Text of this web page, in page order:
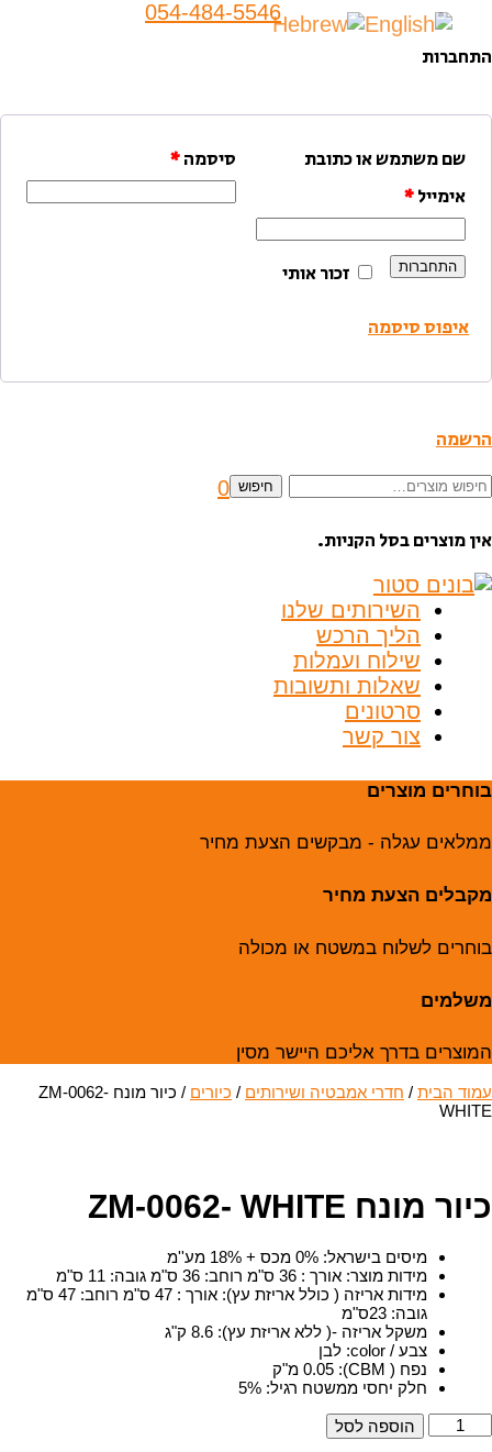
054-484-5546
התחברות
שם משתמש או כתובת
אימייל*
סיסמה*
זכור אותי התחברות
איפוס סיסמה
הרשמה
חיפוש
חיפוש 0
אין מוצרים בסל הקניות.
השירותים שלנו
הליך הרכש
שילוח ועמלות
שאלות ותשובות
סרטונים
צור קשר
בוחרים מוצרים
ממלאים עגלה - מבקשים הצעת מחיר
מקבלים הצעת מחיר
בוחרים לשלוח במשטח או מכולה
משלמים
המוצרים בדרך אליכם היישר מסין
עמוד הבית / חדרי אמבטיה ושירותים / כיורים
/ כיור מונח ZM-0062-
WHITE
כיור מונח ZM-0062- WHITE
מיסים בישראל: 0% מכס + 18% מע''מ
מידות מוצר: אורך : 36 ס"מ רוחב: 36 ס"מ גובה: 11 ס"מ
מידות אריזה ( כולל אריזת עץ):
אורך : 47 ס"מ רוחב: 47 ס"מ
גובה: 23ס"מ
משקל אריזה -( ללא אריזת עץ): 8.6 ק"ג
צבע / color
: לבן
נפח ( CBM)
: 0.05 מ"ק
חלק יחסי ממשטח רגיל:
5%
כמות
של
הוספה לסל